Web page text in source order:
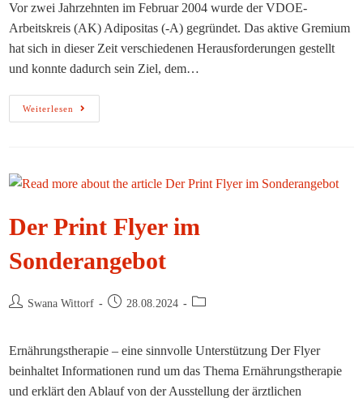
Vor zwei Jahrzehnten im Februar 2004 wurde der VDOE-
Arbeitskreis (AK) Adipositas (-A) gegründet. Das aktive Gremium
hat sich in dieser Zeit verschiedenen Herausforderungen gestellt
und konnte dadurch sein Ziel, dem…
Weiterlesen
20
Jahre
Feiern
Sie
Der Print Flyer im
Sonderangebot
Beitrags-
Swana Wittorf
Beitrag28.08.2024
Beitrags-
Ernährungstherapie – eine sinnvolle Unterstützung Der Flyer
beinhaltet Informationen rund um das Thema Ernährungstherapie
und erklärt den Ablauf von der Ausstellung der ärztlichen